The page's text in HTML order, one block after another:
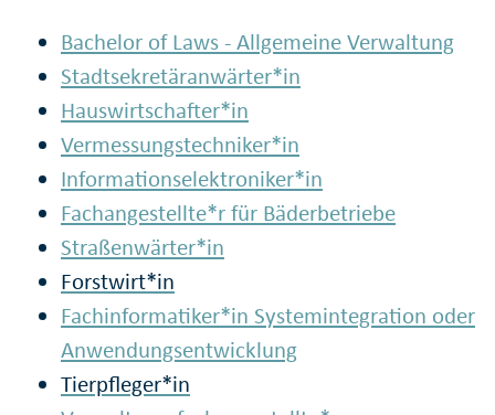
Bachelor of Laws - Allgemeine Verwaltung
Stadtsekretäranwärter*in
Hauswirtschafter*in
Vermessungstechniker*in
Informationselektroniker*in
Fachangestellte*r für Bäderbetriebe
Straßenwärter*in
Forstwirt*in
Fachinformatiker*in Systemintegration oder
Anwendungsentwicklung
Tierpfleger*in